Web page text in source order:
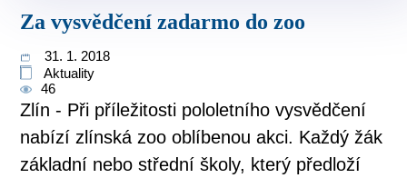
Za vysvědčení zadarmo do zoo
31. 1. 2018
Aktuality
46
Zlín - Při příležitosti pololetního vysvědčení
nabízí zlínská zoo oblíbenou akci. Každý žák
základní nebo střední školy, který předloží